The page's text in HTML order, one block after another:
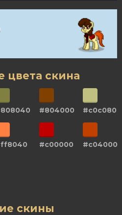
цвета скина
#804000 #c0c080
#c00000 #c04000
скины